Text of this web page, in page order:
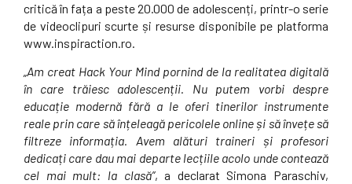
critică în fața a peste 20.000 de adolescenți, printr-o serie
de videoclipuri scurte și resurse disponibile pe platforma
www.inspiraction.ro.
„Am creat Hack Your Mind pornind de la realitatea digitală
în care trăiesc adolescenții. Nu putem vorbi despre
educație modernă fără a le oferi tinerilor instrumente
reale prin care să înțeleagă pericolele online și să învețe să
filtreze informația. Avem alături traineri și profesori
dedicați care dau mai departe lecțiile acolo unde contează
cel mai mult: la clasă”, a declarat Simona Paraschiv,